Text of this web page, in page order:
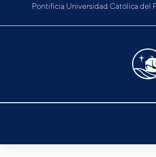
Pontificia Universidad Católica del